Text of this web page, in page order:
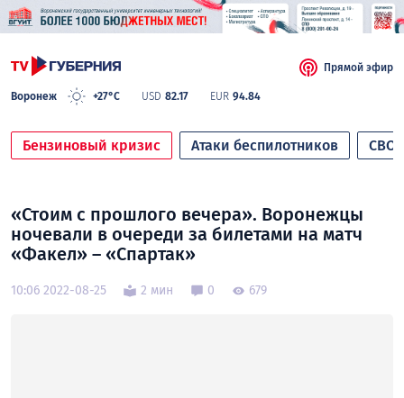
Воронеж +27°C USD 82.17 EUR 94.84
Прямой эфир
Бензиновый кризис Атаки беспилотников СВО
«Стоим с прошлого вечера». Воронежцы
ночевали в очереди за билетами на матч
«Факел» – «Спартак»
10:06 2022-08-25 2 мин 0 679